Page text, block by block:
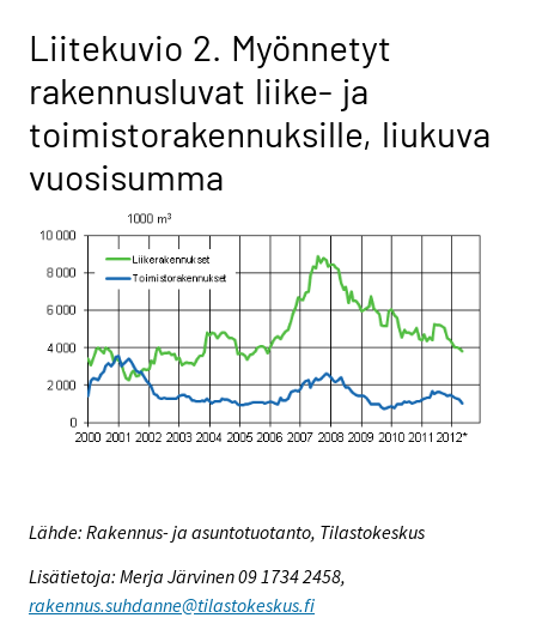
Liitekuvio 2. Myönnetyt
rakennusluvat liike- ja
toimistorakennuksille, liukuva
vuosisumma
Lähde: Rakennus- ja asuntotuotanto, Tilastokeskus
Lisätietoja: Merja Järvinen 09 1734 2458,
rakennus.suhdanne@tilastokeskus.fi